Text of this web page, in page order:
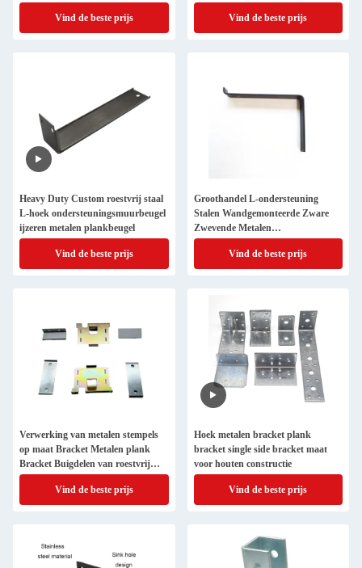
staal drijvend plank beugel
Vind de beste prijs
Vind de beste prijs
Heavy Duty Custom roestvrij staal
L-hoek ondersteuningsmuurbeugel
ijzeren metalen plankbeugel
Vind de beste prijs
Groothandel L-ondersteuning
Stalen Wandgemonteerde Zware
Zwevende Metalen
Planksteunbeugel
Vind de beste prijs
Verwerking van metalen stempels
op maat Bracket Metalen plank
Bracket Buigdelen van roestvrij
staal
Vind de beste prijs
Hoek metalen bracket plank
bracket single side bracket maat
voor houten constructie
Vind de beste prijs